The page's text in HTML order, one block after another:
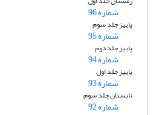
شماره 96
پاییز جلد سوم
شماره 95
پاییز جلد دوم
شماره 94
پاییز جلد اول
شماره 93
تابستان جلد سوم
شماره 92